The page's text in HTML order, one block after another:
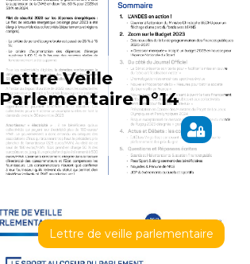
Lettre Veille
Parlementaire n°14
Lettre de veille parlementaire